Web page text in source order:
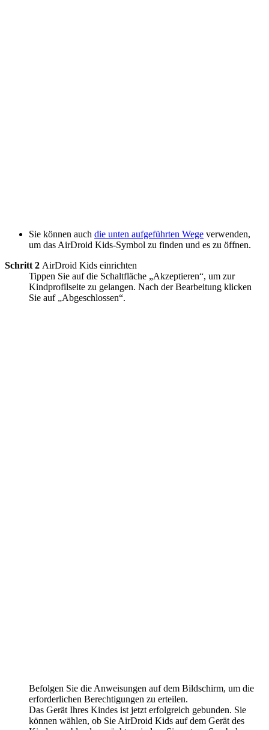
Sie können auch die unten aufgeführten Wege verwenden,
um das AirDroid Kids-Symbol zu finden und es zu öffnen.
Schritt 2 AirDroid Kids einrichten
Tippen Sie auf die Schaltfläche „Akzeptieren“, um zur
Kindprofilseite zu gelangen. Nach der Bearbeitung klicken
Sie auf „Abgeschlossen“.
Befolgen Sie die Anweisungen auf dem Bildschirm, um die
erforderlichen Berechtigungen zu erteilen.
Das Gerät Ihres Kindes ist jetzt erfolgreich gebunden. Sie
können wählen, ob Sie AirDroid Kids auf dem Gerät des